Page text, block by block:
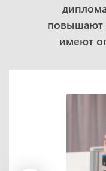
повышают
имеют